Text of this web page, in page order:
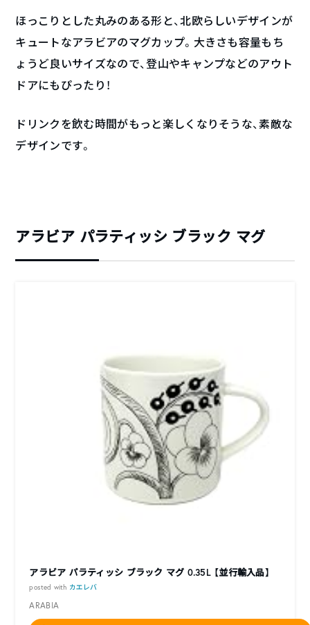
ほっこりとした丸みのある形と、北欧らしいデザインが
キュートなアラビアのマグカップ。大きさも容量もち
ょうど良いサイズなので、登山やキャンプなどのアウト
ドアにもぴったり！
ドリンクを飲む時間がもっと楽しくなりそうな、素敵な
デザインです。
アラビア パラティッシ ブラック マグ
アラビア パラティッシ ブラック マグ 0.35L 【並行輸入品】
posted with カエレバ
ARABIA